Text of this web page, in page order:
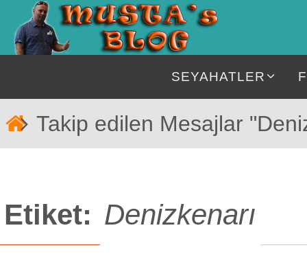
İçeriğe
geç
SEYAHATLER
Takip edilen Mesajlar
Etiket: Denizkenarı